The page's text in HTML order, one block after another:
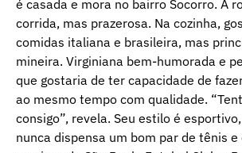
é casada e mora no bairro Socorro. A
corrida, mas prazerosa. Na cozinha,
comidas italiana e brasileira, mas
mineira. Virginiana bem-humorada e
que gostaria de ter capacidade de
ao mesmo tempo com qualidade.
consigo”, revela. Seu estilo é
nunca dispensa um bom par de tênis e